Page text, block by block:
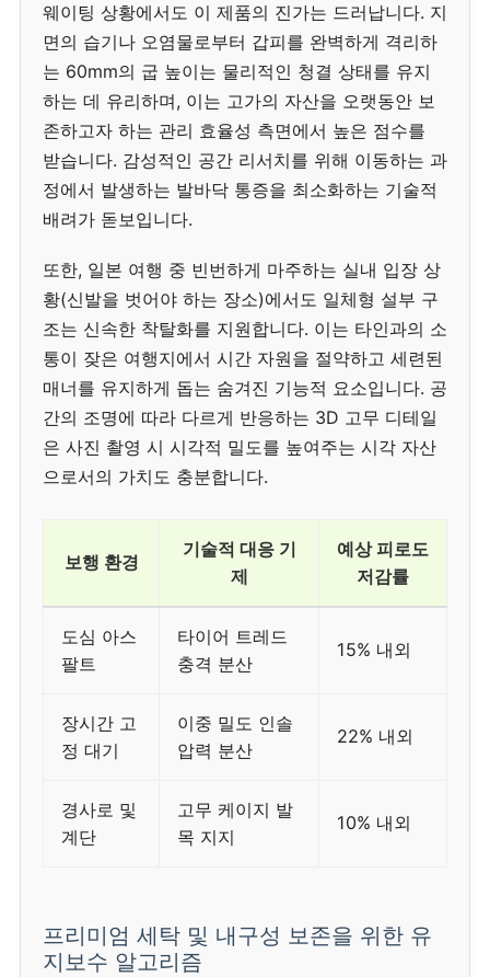
웨이팅 상황에서도 이 제품의 진가는 드러납니다. 지
면의 습기나 오염물로부터 갑피를 완벽하게 격리하
는 60mm의 굽 높이는 물리적인 청결 상태를 유지
하는 데 유리하며, 이는 고가의 자산을 오랫동안 보
존하고자 하는 관리 효율성 측면에서 높은 점수를
받습니다. 감성적인 공간 리서치를 위해 이동하는 과
정에서 발생하는 발바닥 통증을 최소화하는 기술적
배려가 돋보입니다.
또한, 일본 여행 중 빈번하게 마주하는 실내 입장 상
황(신발을 벗어야 하는 장소)에서도 일체형 설부 구
조는 신속한 착탈화를 지원합니다. 이는 타인과의 소
통이 잦은 여행지에서 시간 자원을 절약하고 세련된
매너를 유지하게 돕는 숨겨진 기능적 요소입니다. 공
간의 조명에 따라 다르게 반응하는 3D 고무 디테일
은 사진 촬영 시 시각적 밀도를 높여주는 시각 자산
으로서의 가치도 충분합니다.
보행 환경
기술적 대응 기
제
예상 피로도
저감률
도심 아스
팔트
타이어 트레드
충격 분산
15% 내외
장시간 고
정 대기
이중 밀도 인솔
압력 분산
22% 내외
경사로 및
계단
고무 케이지 발
목 지지
10% 내외
프리미엄 세탁 및 내구성 보존을 위한 유
지보수 알고리즘